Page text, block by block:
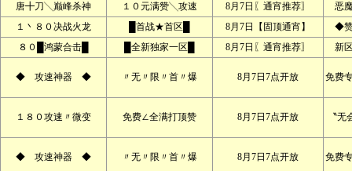
唐╋刀╲巅峰杀神
１０元满赞╲攻速 8月7日〖通宵推荐〗
恶
１丶８０决战火龙
█首战★首区█ 8月7日【固顶通宵】
◆
８０█鸿蒙合击█
█全新独家一区█ 8月7日〖通宵推荐〗 新
◆ 攻速神器 ◆ 〃无〃限〃首〃爆 8月7日7点开放 免费
１８０攻速〃微变 免费∠全满打顶赞 8月7日7点开放 〝
◆ 攻速神器 ◆ 〃无〃限〃首〃爆 8月7日7点开放 免费